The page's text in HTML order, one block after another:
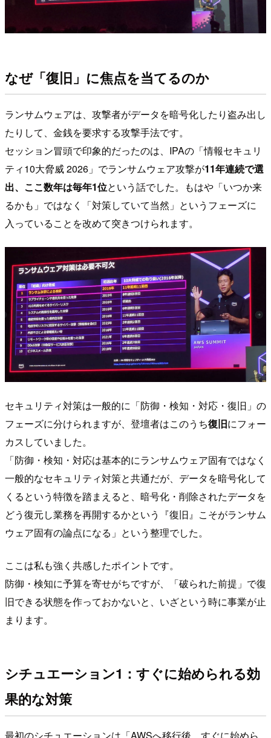
なぜ「復旧」に焦点を当てるのか
ランサムウェアは、攻撃者がデータを暗号化したり盗み出し
たりして、金銭を要求する攻撃手法です。
セッション冒頭で印象的だったのは、IPAの「情報セキュリ
ティ10大脅威 2026」でランサムウェア攻撃が11年連続で選
出、ここ数年は毎年1位という話でした。もはや「いつか来
るかも」ではなく「対策していて当然」というフェーズに
入っていることを改めて突きつけられます。
セキュリティ対策は一般的に「防御・検知・対応・復旧」の
フェーズに分けられますが、登壇者はこのうち復旧にフォー
カスしていました。
「防御・検知・対応は基本的にランサムウェア固有ではなく
一般的なセキュリティ対策と共通だが、データを暗号化して
くるという特徴を踏まえると、暗号化・削除されたデータを
どう復元し業務を再開するかという『復旧』こそがランサム
ウェア固有の論点になる」という整理でした。
ここは私も強く共感したポイントです。
防御・検知に予算を寄せがちですが、「破られた前提」で復
旧できる状態を作っておかないと、いざという時に事業が止
まります。
シチュエーション1：すぐに始められる効
果的な対策